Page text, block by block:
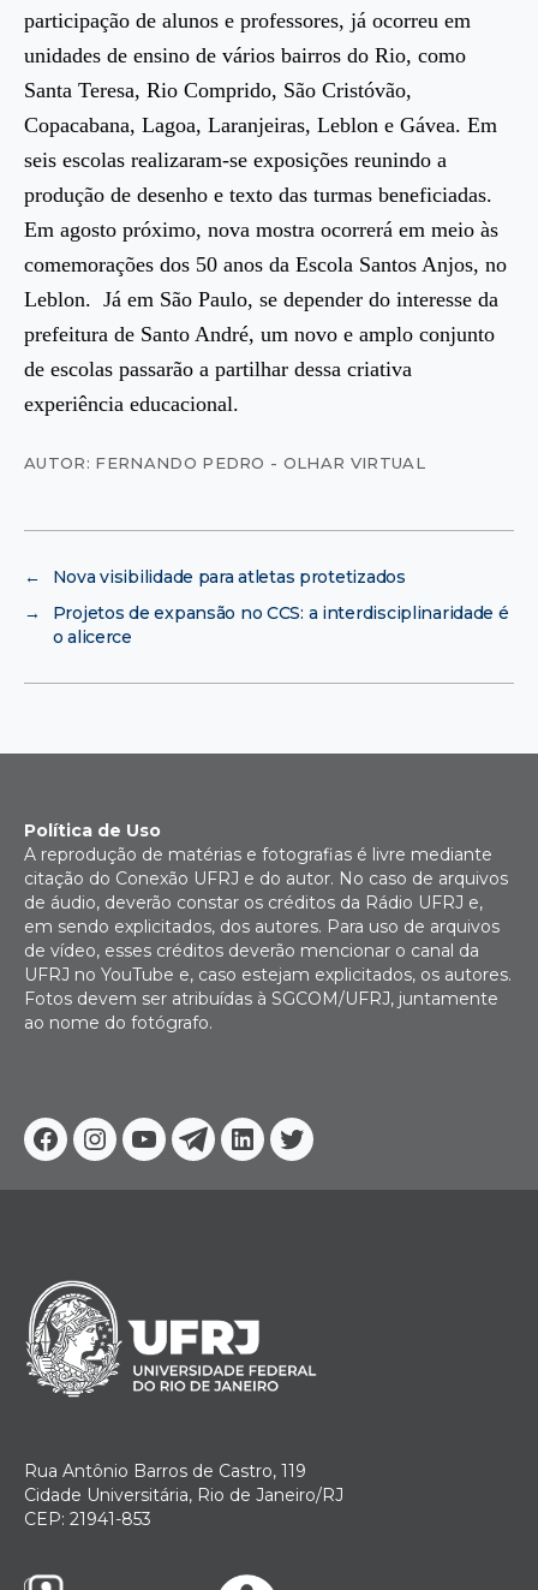
participação de alunos e professores, já ocorreu em
unidades de ensino de vários bairros do Rio, como
Santa Teresa, Rio Comprido, São Cristóvão,
Copacabana, Lagoa, Laranjeiras, Leblon e Gávea. Em
seis escolas realizaram-se exposições reunindo a
produção de desenho e texto das turmas beneficiadas.
Em agosto próximo, nova mostra ocorrerá em meio às
comemorações dos 50 anos da Escola Santos Anjos, no
Leblon. Já em São Paulo, se depender do interesse da
prefeitura de Santo André, um novo e amplo conjunto
de escolas passarão a partilhar dessa criativa
experiência educacional.
AUTOR: FERNANDO PEDRO - OLHAR VIRTUAL
←
Nova visibilidade para atletas protetizados
→
Projetos de expansão no CCS: a interdisciplinaridade é
o alicerce
Facebook
Instagram
YoutubeTelegram
Linkedin
Twitter
Política de Uso
A reprodução de matérias e fotografias é livre mediante
citação do Conexão UFRJ e do autor. No caso de arquivos
de áudio, deverão constar os créditos da Rádio UFRJ e,
em sendo explicitados, dos autores. Para uso de arquivos
de vídeo, esses créditos deverão mencionar o canal da
UFRJ no YouTube e, caso estejam explicitados, os autores.
Fotos devem ser atribuídas à SGCOM/UFRJ, juntamente
ao nome do fotógrafo.
Rua Antônio Barros de Castro, 119
Cidade Universitária, Rio de Janeiro/RJ
CEP: 21941-853